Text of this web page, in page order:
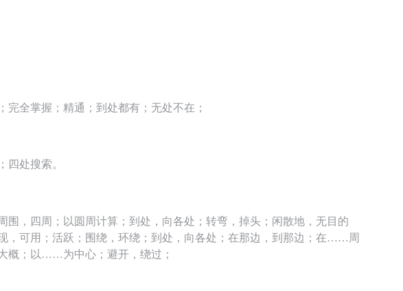
完全掌握；精通；到处都有；无处不在；
四处搜索。
围，四周；以圆周计算；到处，向各处；转弯，掉头；闲散地，无目的
，可用；活跃；围绕，环绕；到处，向各处；在那边，到那边；在……周
概；以……为中心；避开，绕过；